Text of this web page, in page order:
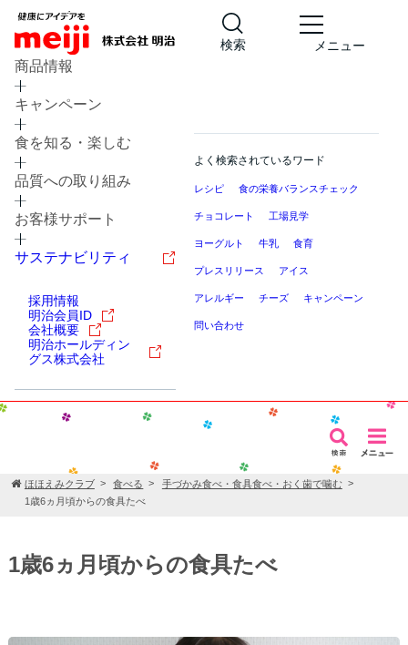
検索 メニュー
商品情報
キャンペーン
食を知る・楽しむ
品質への取り組み
お客様サポート
サステナビリティ
採用情報
明治会員ID
会社概要
明治ホールディン
グス株式会社
よく検索されているワード
レシピ 食の栄養バランスチェック
チョコレート 工場見学
ヨーグルト 牛乳 食育
プレスリリース アイス
アレルギー チーズ キャンペーン
問い合わせ
ほほえみクラブ 食べる
手づかみ食べ・食具食べ・おく歯で噛む
1歳6ヵ月頃からの食具たべ
1歳6ヵ月頃からの食具たべ